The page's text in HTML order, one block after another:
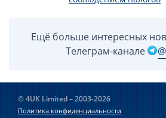
Ещё больше интересных
Телеграм-канале
© 4UK Limited – 2003-2026
Политика конфиденциальности